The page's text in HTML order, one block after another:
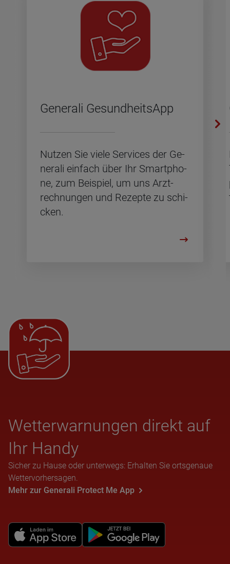
Ge­ne­ra­li Ge­sund­heits­App
Nut­zen Sie viele Ser­vices der Ge­
ne­ra­li ein­fach über Ihr Smart­pho­
ne, zum Bei­spiel, um uns Arzt­
rech­nun­gen und Re­zep­te zu schi­
cken.
Wet­ter­war­nun­gen direkt auf
Ihr Handy
Sicher zu Hause oder unterwegs: Erhalten Sie ortsgenaue
Wettervorhersagen.
Mehr zur Generali Protect Me App